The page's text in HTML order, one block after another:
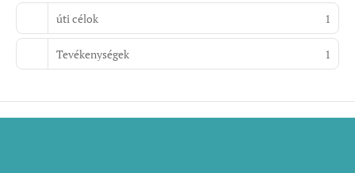
úti célok 1
Tevékenységek 1